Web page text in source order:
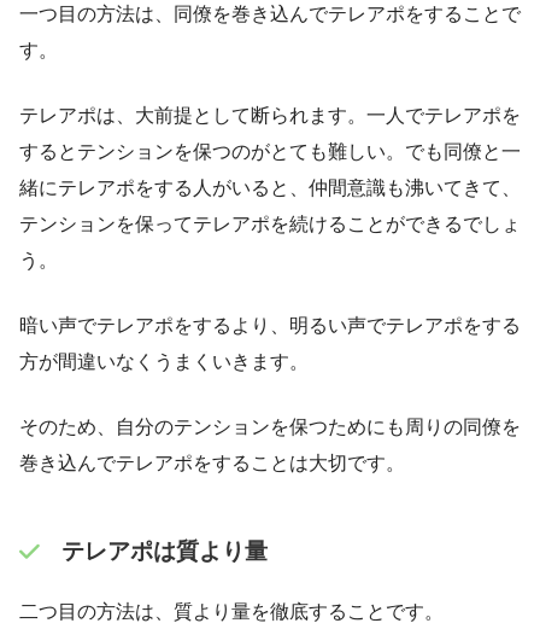
一つ目の方法は、同僚を巻き込んでテレアポをすることで
す。
テレアポは、大前提として断られます。一人でテレアポを
するとテンションを保つのがとても難しい。でも同僚と一
緒にテレアポをする人がいると、仲間意識も沸いてきて、
テンションを保ってテレアポを続けることができるでしょ
う。
暗い声でテレアポをするより、明るい声でテレアポをする
方が間違いなくうまくいきます。
そのため、自分のテンションを保つためにも周りの同僚を
巻き込んでテレアポをすることは大切です。
テレアポは質より量
二つ目の方法は、質より量を徹底することです。